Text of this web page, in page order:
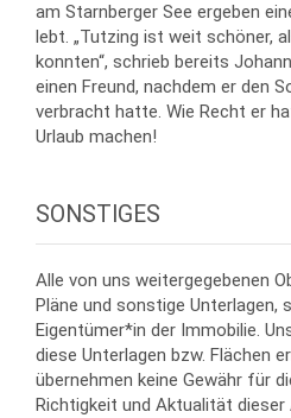
am Starnberger See ergeben
lebt. „Tutzing ist weit schöner,
konnten“, schrieb bereits
einen Freund, nachdem er den
verbracht hatte. Wie Recht er
Urlaub machen!
SONSTIGES
Alle von uns weitergegebenen
Pläne und sonstige Unterlagen,
Eigentümer*in der Immobilie.
diese Unterlagen bzw. Flächen
übernehmen keine Gewähr für
Richtigkeit und Aktualität dieser